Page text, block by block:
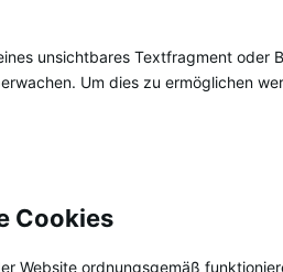
unsichtbares Textfragment oder
Um dies zu ermöglichen
Cookies
Website ordnungsgemäß